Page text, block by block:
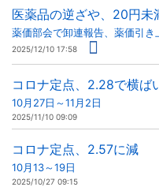
医薬品の逆ざや、20円未
薬価部会で卸連報告、薬価引き
2025/12/10 17:58
コロナ定点、2.28で横ば
10月27日～11月2日
2025/11/10 09:09
コロナ定点、2.57に減
10月13～19日
2025/10/27 09:15